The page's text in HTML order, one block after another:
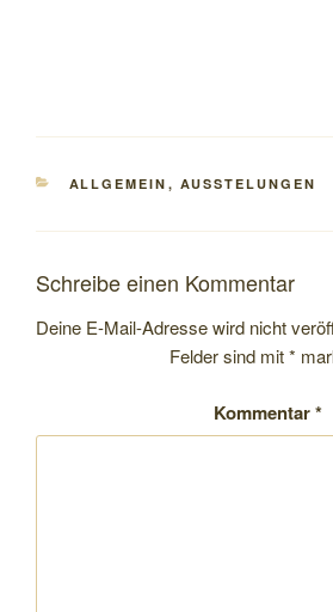
KATEGORIEN
ALLGEMEIN , AUSSTELUNGEN
Schreibe einen Kommentar
Deine E-Mail-Adresse wird nicht
Felder sind mit*
Kommentar*